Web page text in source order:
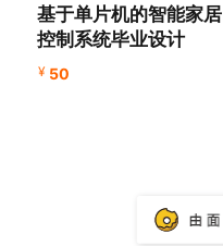
基于单片机的智能家居
控制系统毕业设计
¥ 50